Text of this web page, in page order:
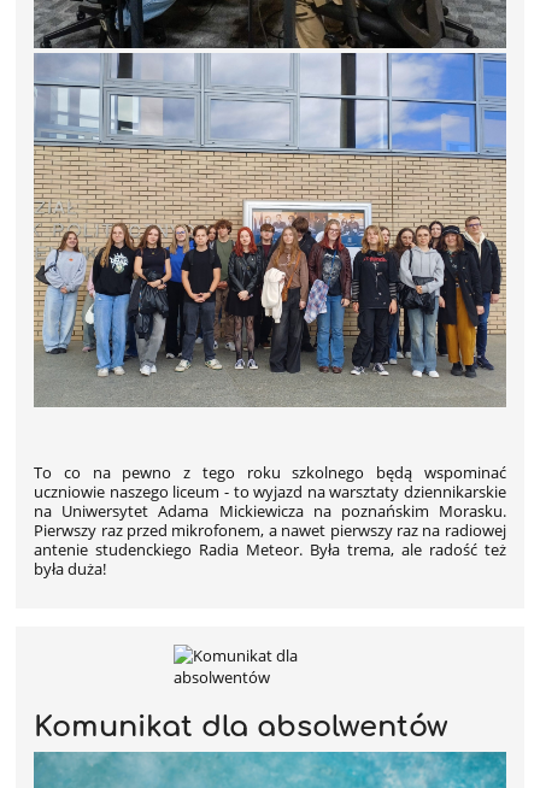
To co na pewno z tego roku szkolnego będą wspominać
uczniowie naszego liceum - to wyjazd na warsztaty dziennikarskie
na Uniwersytet Adama Mickiewicza na poznańskim Morasku.
Pierwszy raz przed mikrofonem, a nawet pierwszy raz na radiowej
antenie studenckiego Radia Meteor. Była trema, ale radość też
była duża!
Komunikat dla absolwentów